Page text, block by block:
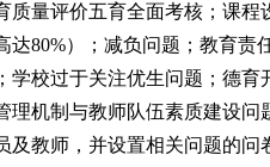
质量评价五育全面考核；课程
达80%）；减负问题；教育责
学校过于关注优生问题；德育
理机制与教师队伍素质建设问
及教师，并设置相关问题的问